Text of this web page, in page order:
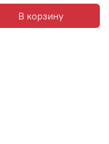
В корзину